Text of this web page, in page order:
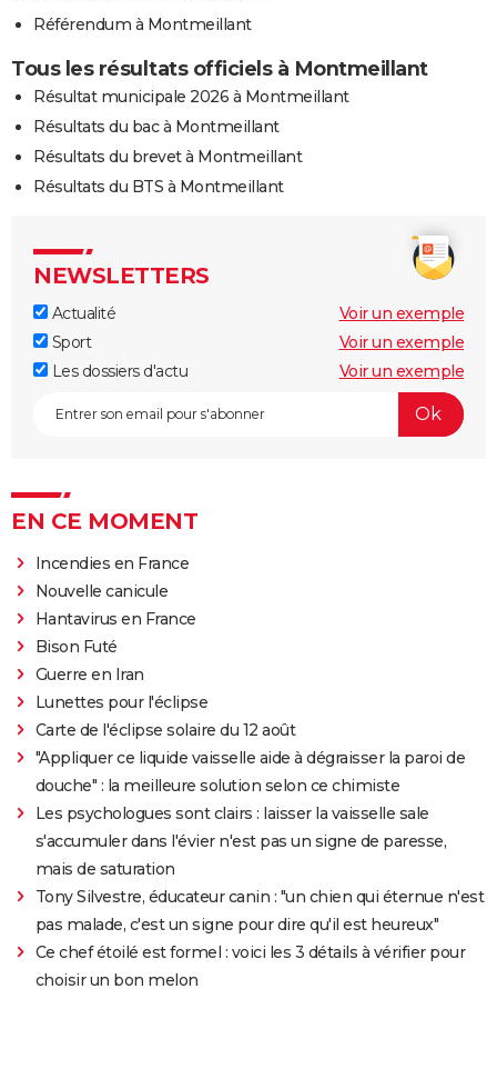
Référendum à Montmeillant
Tous les résultats officiels à Montmeillant
Résultat municipale 2026 à Montmeillant
Résultats du bac à Montmeillant
Résultats du brevet à Montmeillant
Résultats du BTS à Montmeillant
NEWSLETTERS
Actualité
Voir un exemple
Sport
Voir un exemple
Les dossiers d'actu
Voir un exemple
EN CE MOMENT
Incendies en France
Nouvelle canicule
Hantavirus en France
Bison Futé
Guerre en Iran
Lunettes pour l'éclipse
Carte de l'éclipse solaire du 12 août
"Appliquer ce liquide vaisselle aide à dégraisser la paroi de
douche" : la meilleure solution selon ce chimiste
Les psychologues sont clairs : laisser la vaisselle sale
s'accumuler dans l'évier n'est pas un signe de paresse,
mais de saturation
Tony Silvestre, éducateur canin : "un chien qui éternue n'est
pas malade, c'est un signe pour dire qu'il est heureux"
Ce chef étoilé est formel : voici les 3 détails à vérifier pour
choisir un bon melon